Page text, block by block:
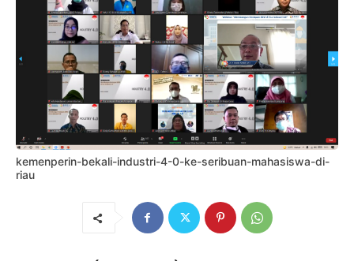
kemenperin-bekali-industri-4-0-ke-seribuan-mahasiswa-di-
riau